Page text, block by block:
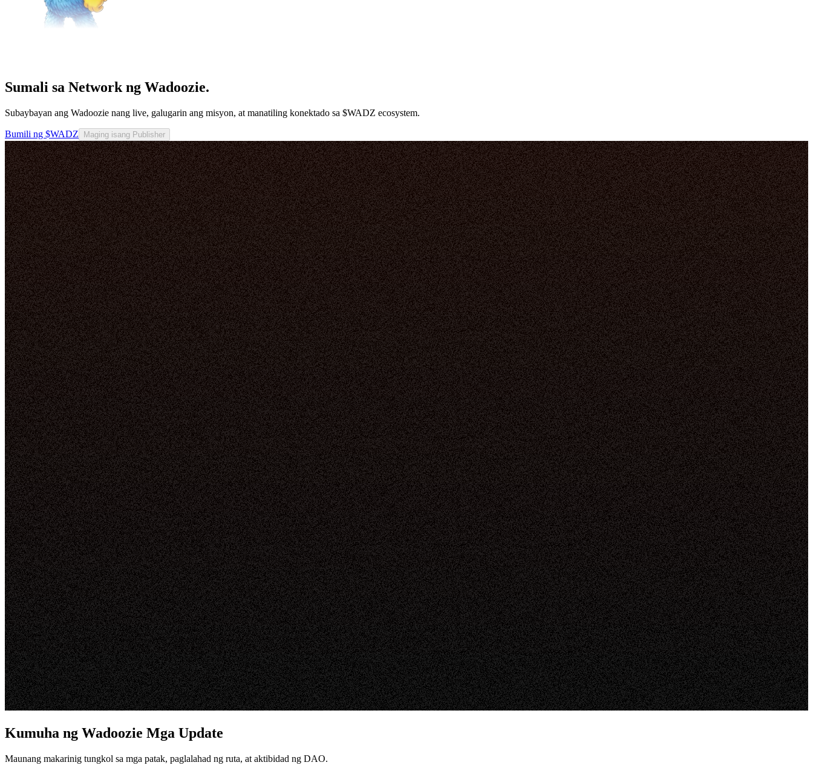
Sumali sa Network ng Wadoozie.
Subaybayan ang Wadoozie nang live, galugarin ang misyon, at manatiling konektado sa $WADZ ecosystem.
Bumili ng $WADZ Maging isang Publisher
Kumuha ng Wadoozie Mga Update
Maunang makarinig tungkol sa mga patak, paglalahad ng ruta, at aktibidad ng DAO.